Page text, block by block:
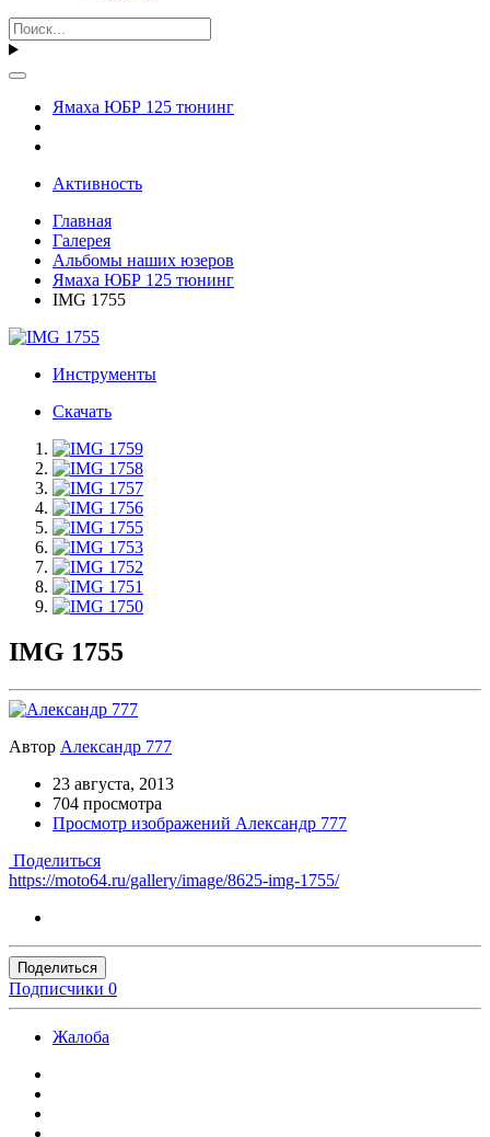
Ямаха ЮБР 125 тюнинг
Активность
Главная
Галерея
Альбомы наших юзеров
Ямаха ЮБР 125 тюнинг
IMG 1755
Инструменты
Скачать
IMG 1755
Автор Александр 777
23 августа, 2013
704 просмотра
Просмотр изображений Александр 777
Поделиться
https://moto64.ru/gallery/image/8625-img-1755/
Поделиться
Подписчики 0
Жалоба